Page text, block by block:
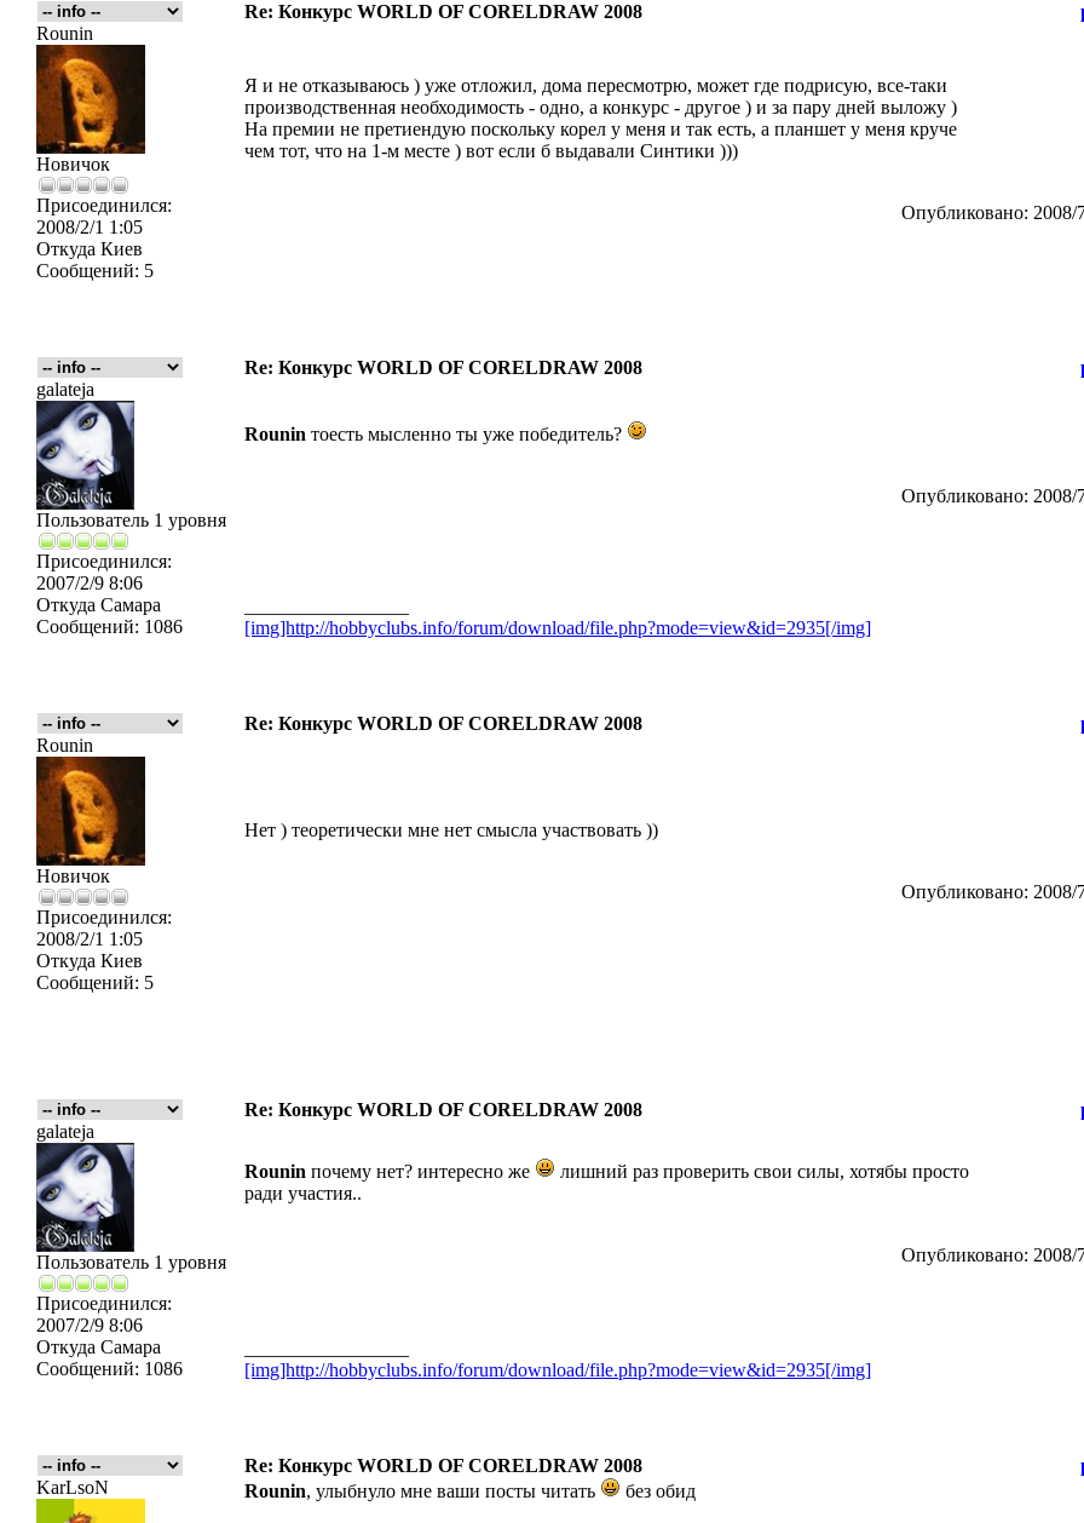
Re: Конкурс WORLD OF CORELDRAW 2008
Rounin
Новичок
Присоединился:
2008/2/1 1:05
Откуда Киев
Сообщений: 5
Я и не отказываюсь ) уже отложил, дома пересмотрю, может где подрисую, все-таки
производственная необходимость - одно, а конкурс - другое ) и за пару дней выложу )
На премии не претиендую поскольку корел у меня и так есть, а планшет у меня круче
чем тот, что на 1-м месте ) вот если б выдавали Синтики )))
Опубликовано: 2008/
Re: Конкурс WORLD OF CORELDRAW 2008
galateja
Пользователь 1 уровня
Присоединился:
2007/2/9 8:06
Откуда Самара
Сообщений: 1086
Rounin тоесть мысленно ты уже победитель?
Опубликовано: 2008/
[img]http://hobbyclubs.info/forum/download/file.php?mode=view&id=2935[/img]
Re: Конкурс WORLD OF CORELDRAW 2008
Rounin
Новичок
Присоединился:
2008/2/1 1:05
Откуда Киев
Сообщений: 5
Нет ) теоретически мне нет смысла участвовать ))
Опубликовано: 2008/
Re: Конкурс WORLD OF CORELDRAW 2008
galateja
Пользователь 1 уровня
Присоединился:
2007/2/9 8:06
Откуда Самара
Сообщений: 1086
Rounin почему нет? интересно же
лишний раз проверить свои силы, хотябы просто
ради участия..
Опубликовано: 2008/
[img]http://hobbyclubs.info/forum/download/file.php?mode=view&id=2935[/img]
Re: Конкурс WORLD OF CORELDRAW 2008
KarLsoN
Rounin, улыбнуло мне ваши посты читать без обид